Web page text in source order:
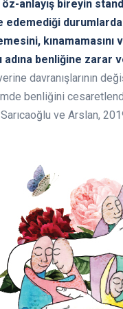
öz-anlayış bireyin
edemediği
kınamamasını
adına benliğine zarar
davranışlarının
benliğini
ve Arslan,